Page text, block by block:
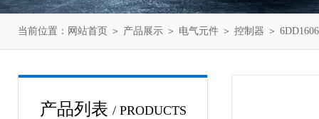
当前位置： 网站首页 ＞ 产品展示 ＞ 电气元件 ＞ 控制器 ＞
产品列表 / PRODUCTS